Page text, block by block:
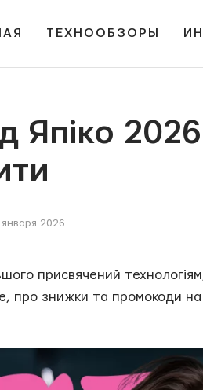
ТЕХНООБЗОРЫ
Япіко
2026
присвячений
про знижки та промокоди на